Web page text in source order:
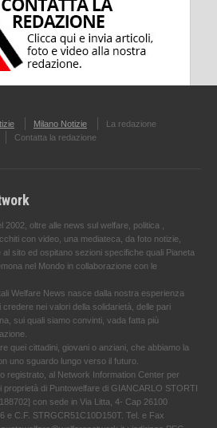
Milano Notizie
La redazione
Contatta la redazione
oltre alle news sul welfare, politica ,
con video, una mediateca, da foto notizie,
sito ed ospitano sezioni specifiche quali Pianeta
nel Mondo in collaborazione con le
Welfare News nasce dalla nostra esperienza
nei valori della solidarietà, delle pari
sui quali siamo convinti, vada fatta più
quei cittadini, giovani o anziani, che abbiamo la
uno sguardo lungo verso il futuro.
registrato, al Network Information Center per
proprietà di Puntowelfare di GIANCARLO STORTI
con sede in Via Litta, 4- Cap 26100
e C.F. STRGCR51C10D150T. Tel. e Fax